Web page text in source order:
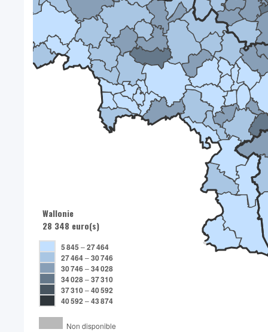
Wallonie
28 348 euro(s)
5 845 –27 464
27 464–30 746
30 746–34 028
34 028–37 310
37 310–40 592
40 592 –43 874
Non disponible